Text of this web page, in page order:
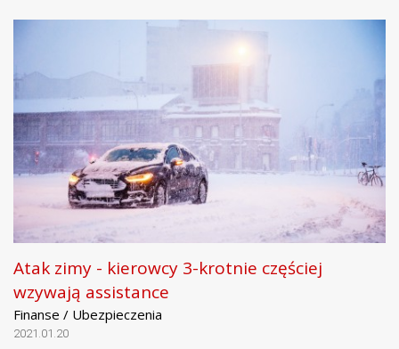
Atak zimy - kierowcy 3-krotnie częściej
wzywają assistance
Finanse / Ubezpieczenia
2021.01.20